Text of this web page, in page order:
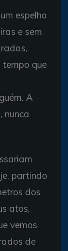
espelho
e sem
tempo que
A
nunca
partindo
dos
atos,
vemos
de